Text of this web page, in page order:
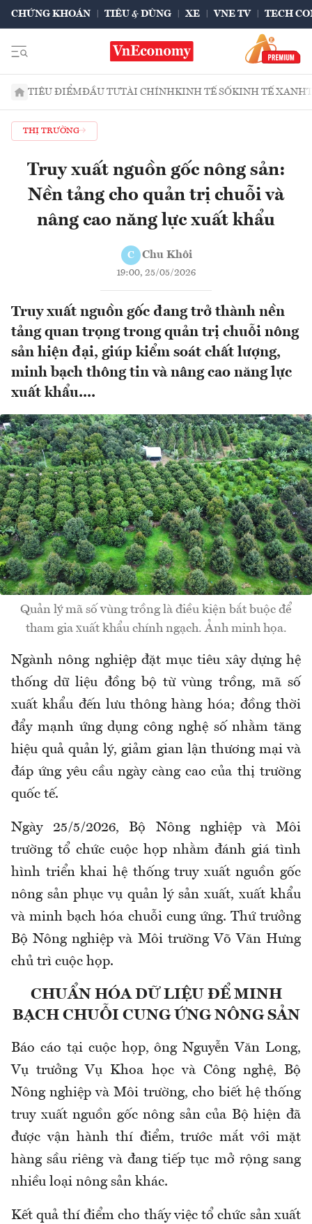
CHỨNG KHOÁN TIÊU & DÙNG XE VNE TV TECH
TIÊU ĐIỂMĐẦU TƯTÀI CHÍNHKINH TẾ SỐKINH TẾ XANH
THỊ TRƯỜNG
Truy xuất nguồn gốc nông sản:
Nền tảng cho quản trị chuỗi và
nâng cao năng lực xuất khẩu
C Chu Khôi
19:00, 25/05/2026
Truy xuất nguồn gốc đang trở thành nền
tảng quan trọng trong quản trị chuỗi nông
sản hiện đại, giúp kiểm soát chất lượng,
minh bạch thông tin và nâng cao năng lực
xuất khẩu....
Quản lý mã số vùng trồng là điều kiện bắt buộc để
tham gia xuất khẩu chính ngạch. Ảnh minh họa.
Ngành nông nghiệp đặt mục tiêu xây dựng hệ
thống dữ liệu đồng bộ từ vùng trồng, mã số
xuất khẩu đến lưu thông hàng hóa; đồng thời
đẩy mạnh ứng dụng công nghệ số nhằm tăng
hiệu quả quản lý, giảm gian lận thương mại và
đáp ứng yêu cầu ngày càng cao của thị trường
quốc tế.
Ngày 25/5/2026, Bộ Nông nghiệp và Môi
trường tổ chức cuộc họp nhằm đánh giá tình
hình triển khai hệ thống truy xuất nguồn gốc
nông sản phục vụ quản lý sản xuất, xuất khẩu
và minh bạch hóa chuỗi cung ứng. Thứ trưởng
Bộ Nông nghiệp và Môi trường Võ Văn Hưng
chủ trì cuộc họp.
CHUẨN HÓA DỮ LIỆU ĐỂ MINH
BẠCH CHUỖI CUNG ỨNG NÔNG SẢN
Báo cáo tại cuộc họp, ông Nguyễn Văn Long,
Vụ trưởng Vụ Khoa học và Công nghệ, Bộ
Nông nghiệp và Môi trường, cho biết hệ thống
truy xuất nguồn gốc nông sản của Bộ hiện đã
được vận hành thí điểm, trước mắt với mặt
hàng sầu riêng và đang tiếp tục mở rộng sang
nhiều loại nông sản khác.
Kết quả thí điểm cho thấy việc tổ chức sản xuất